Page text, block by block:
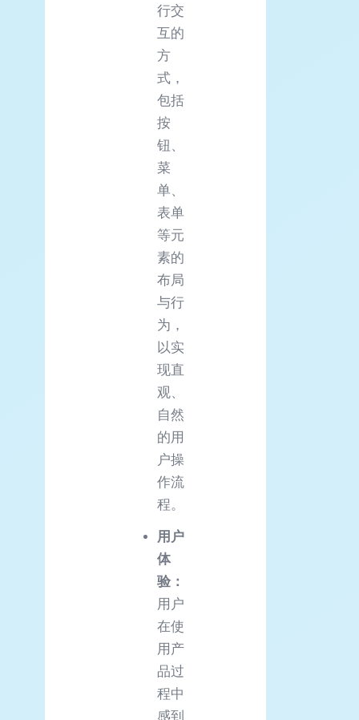
行交
互的
方
式，
包括
按
钮、
菜
单、
表单
等元
素的
布局
与行
为，
以实
现直
观、
自然
的用
户操
作流
程。
用户
体
验：
用户
在使
用产
品过
程中
感到